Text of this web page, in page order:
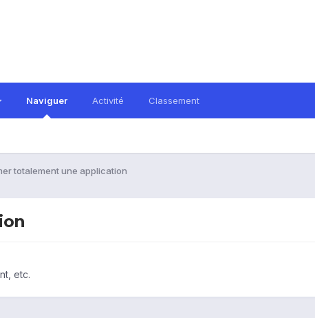
Naviguer Activité Classement
totalement une application
etc.